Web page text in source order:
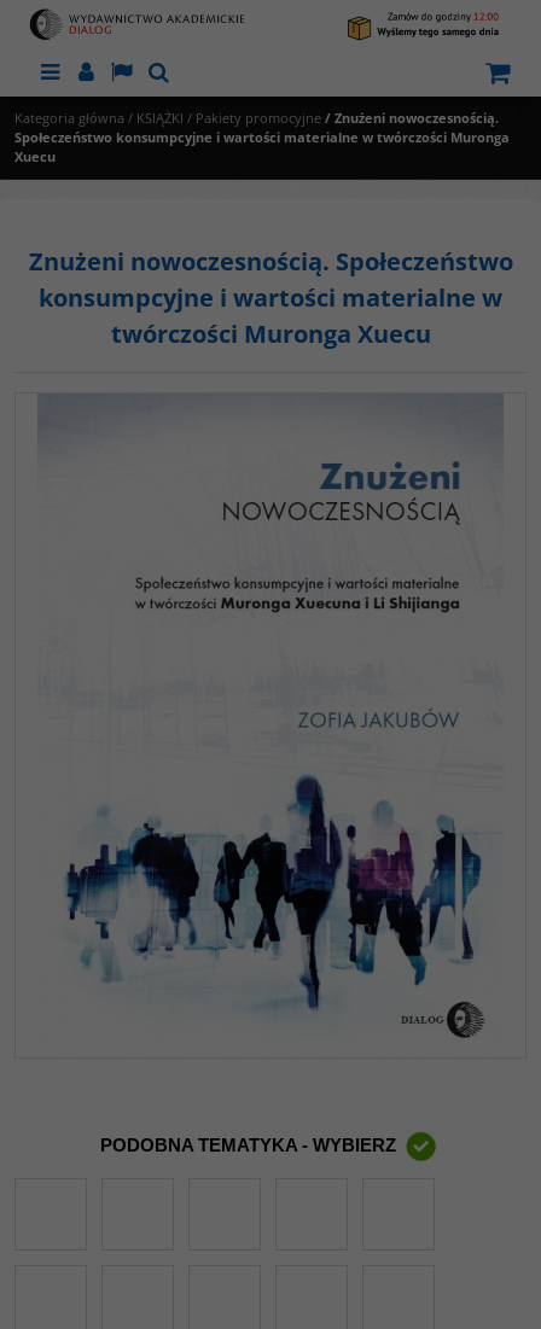
MenuPanelLangSzukaj
Kategoria główna / KSIĄŻKI / Pakiety promocyjne / Znużeni nowoczesnością.
Społeczeństwo konsumpcyjne i wartości materialne w twórczości Muronga
Xuecu
Znużeni nowoczesnością. Społeczeństwo
konsumpcyjne i wartości materialne w
twórczości Muronga Xuecu
PODOBNA TEMATYKA - WYBIERZ